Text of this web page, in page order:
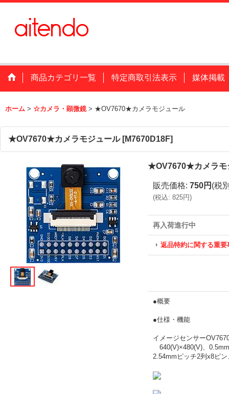
商品カテゴリ一覧 特定商取引法表示 媒体掲載
ホーム > ☆カメラ・顕微鏡 > ★OV7670★カメラモジュール
★OV7670★カメラモジュール [M7670D18F]
★OV7670★カメラモ
販売価格: 750円 (税
(税込: 825円)
再入荷進行中
返品特約に関する重要
●概要
●仕様・機能
イメージセンサー
640(V)×480(V)、
2.54mmピッチ2列x8ピ